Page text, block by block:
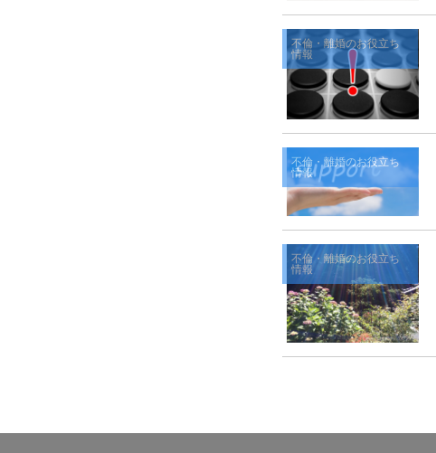
不倫・離婚のお役立ち
情報
不倫・離婚のお役立ち
情報
不倫・離婚のお役立ち
情報